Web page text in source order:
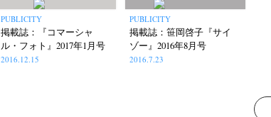
PUBLICITY
掲載誌：『コマーシャ
ル・フォト』2017年1月号
2016.12.15
PUBLICITY
掲載誌：笹岡啓子『サイ
ゾー』2016年8月号
2016.7.23